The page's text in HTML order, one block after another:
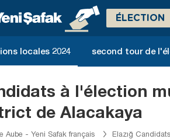
ÉLECTION
locales 2024 second tour de
à l'élection
de Alacakaya
Aube - Yeni Safak français Elazığ